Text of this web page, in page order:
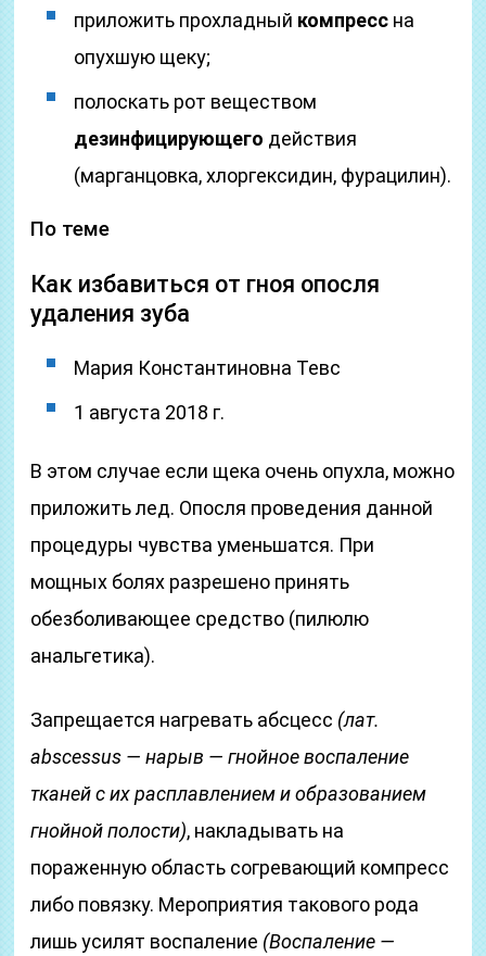
приложить прохладный компресс на
опухшую щеку;
полоскать рот веществом
дезинфицирующего действия
(марганцовка, хлоргексидин, фурацилин).
По теме
Как избавиться от гноя опосля
удаления зуба
Мария Константиновна Тевс
1 августа 2018 г.
В этом случае если щека очень опухла, можно
приложить лед. Опосля проведения данной
процедуры чувства уменьшатся. При
мощных болях разрешено принять
обезболивающее средство (пилюлю
анальгетика).
Запрещается нагревать абсцесс (лат.
abscessus — нарыв — гнойное воспаление
тканей с их расплавлением и образованием
гнойной полости), накладывать на
пораженную область согревающий компресс
либо повязку. Мероприятия такового рода
лишь усилят воспаление (Воспаление —